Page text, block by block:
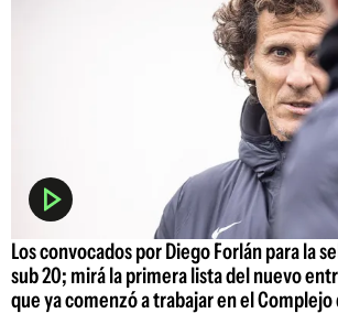
Los convocados por Diego Forlán para la
sub 20; mirá la primera lista del nuevo
que ya comenzó a trabajar en el Complejo